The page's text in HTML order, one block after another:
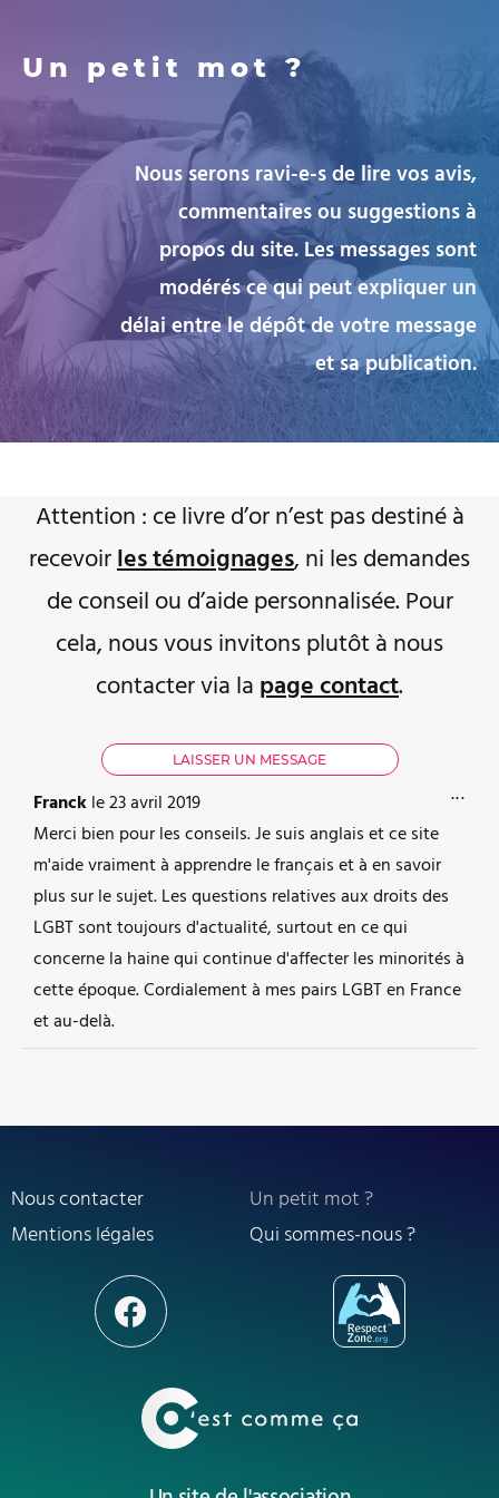
Un petit mot ?
Nous serons ravi-e-s de lire vos avis,
commentaires ou suggestions à
propos du site. Les messages sont
modérés ce qui peut expliquer un
délai entre le dépôt de votre message
et sa publication.
Attention : ce livre d’or n’est pas destiné à
recevoirles témoignages, ni les demandes
de conseil ou d’aide personnalisée. Pour
cela, nous vous invitons plutôt à nous
contacter via la page contact.
Franck le23 avril 2019
Merci bien pour les conseils. Je suis anglais et ce site
m'aide vraiment à apprendre le français et à en savoir
plus sur le sujet. Les questions relatives aux droits des
LGBT sont toujours d'actualité, surtout en ce qui
concerne la haine qui continue d'affecter les minorités à
cette époque. Cordialement à mes pairs LGBT en France
et au-delà.
...
Nous contacter
Un petit mot ?
Mentions légales
Qui sommes-nous ?